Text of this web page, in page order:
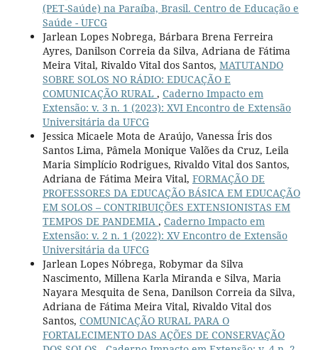
(PET-Saúde) na Paraíba, Brasil. Centro de Educação e
Saúde - UFCG
Jarlean Lopes Nobrega, Bárbara Brena Ferreira
Ayres, Danilson Correia da Silva, Adriana de Fátima
Meira Vital, Rivaldo Vital dos Santos, MATUTANDO
SOBRE SOLOS NO RÁDIO: EDUCAÇÃO E
COMUNICAÇÃO RURAL , Caderno Impacto em
Extensão: v. 3 n. 1 (2023): XVI Encontro de Extensão
Universitária da UFCG
Jessica Micaele Mota de Araújo, Vanessa Íris dos
Santos Lima, Pâmela Monique Valões da Cruz, Leila
Maria Simplício Rodrigues, Rivaldo Vital dos Santos,
Adriana de Fátima Meira Vital, FORMAÇÃO DE
PROFESSORES DA EDUCAÇÃO BÁSICA EM EDUCAÇÃO
EM SOLOS – CONTRIBUIÇÕES EXTENSIONISTAS EM
TEMPOS DE PANDEMIA , Caderno Impacto em
Extensão: v. 2 n. 1 (2022): XV Encontro de Extensão
Universitária da UFCG
Jarlean Lopes Nóbrega, Robymar da Silva
Nascimento, Millena Karla Miranda e Silva, Maria
Nayara Mesquita de Sena, Danilson Correia da Silva,
Adriana de Fátima Meira Vital, Rivaldo Vital dos
Santos, COMUNICAÇÃO RURAL PARA O
FORTALECIMENTO DAS AÇÕES DE CONSERVAÇÃO